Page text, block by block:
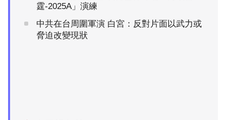
霆-2025A」演練
中共在台周圍軍演 白宮：反對片面以武力或
脅迫改變現狀